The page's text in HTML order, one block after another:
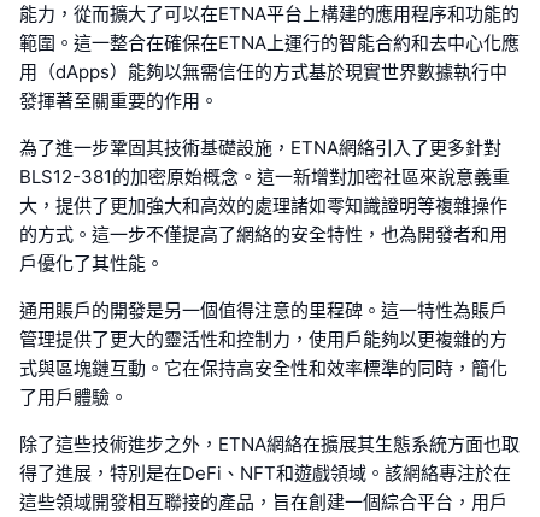
能力，從而擴大了可以在ETNA平台上構建的應用程序和功能的
範圍。這一整合在確保在ETNA上運行的智能合約和去中心化應
用（dApps）能夠以無需信任的方式基於現實世界數據執行中
發揮著至關重要的作用。
為了進一步鞏固其技術基礎設施，ETNA網絡引入了更多針對
BLS12-381的加密原始概念。這一新增對加密社區來說意義重
大，提供了更加強大和高效的處理諸如零知識證明等複雜操作
的方式。這一步不僅提高了網絡的安全特性，也為開發者和用
戶優化了其性能。
通用賬戶的開發是另一個值得注意的里程碑。這一特性為賬戶
管理提供了更大的靈活性和控制力，使用戶能夠以更複雜的方
式與區塊鏈互動。它在保持高安全性和效率標準的同時，簡化
了用戶體驗。
除了這些技術進步之外，ETNA網絡在擴展其生態系統方面也取
得了進展，特別是在DeFi、NFT和遊戲領域。該網絡專注於在
這些領域開發相互聯接的產品，旨在創建一個綜合平台，用戶